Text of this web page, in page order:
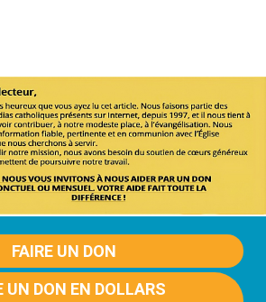
FAIRE UN DON
UN DON EN DOLLARS